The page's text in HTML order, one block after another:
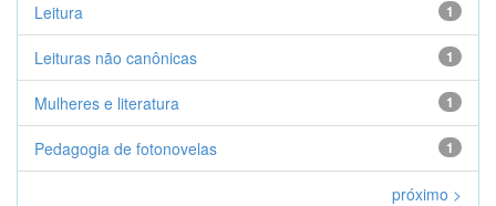
1
Leitura
1
Leituras não canônicas
1
Mulheres e literatura
1
Pedagogia de fotonovelas
próximo >